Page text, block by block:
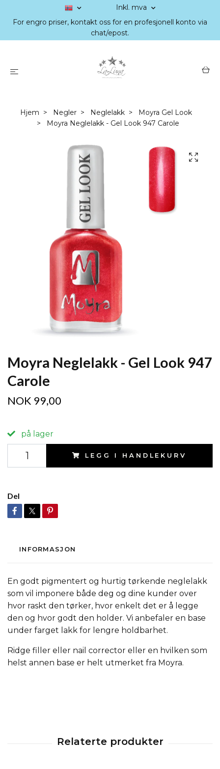
Inkl. mva
For engro priser, kontakt oss for en profesjonell konto via
chat/epost.
Hjem Negler Neglelakk
Moyra Gel Look
Moyra Neglelakk - Gel Look 947 Carole
Moyra Neglelakk - Gel Look 947
Carole
NOK 99,00
på lager
LEGG I HANDLEKURV
Del
INFORMASJON
En godt pigmentert og hurtig tørkende neglelakk
som vil imponere både deg og dine kunder over
hvor raskt den tørker, hvor enkelt det er å legge
den og hvor godt den holder. Vi anbefaler en base
under farget lakk for lengre holdbarhet.
Ridge filler eller nail corrector eller en hvilken som
helst annen base er helt utmerket fra Moyra.